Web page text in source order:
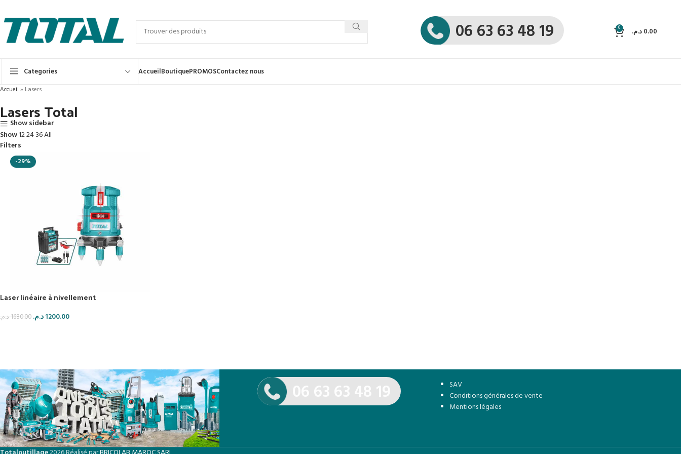
06 63 63 48 19 0 0.00د.م.
Categories AccueilBoutiquePROMOSContactez nous
Accueil » Lasers
Lasers Total
Show sidebar
Show122436All
Filters
-29%
Laser linéaire à nivellement
1680.00د.م. 1200.00د.م.
SAV
Conditions générales de vente
Mentions légales